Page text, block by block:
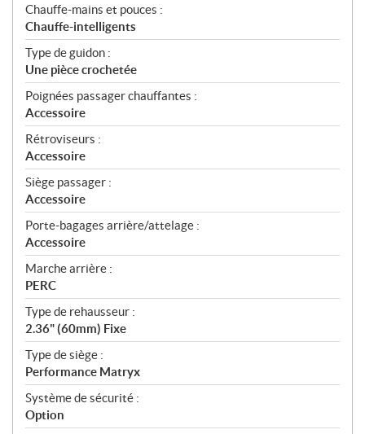
Chauffe-mains et pouces :
Chauffe-intelligents
Type de guidon :
Une pièce crochetée
Poignées passager chauffantes :
Accessoire
Rétroviseurs :
Accessoire
Siège passager :
Accessoire
Porte-bagages arrière/attelage :
Accessoire
Marche arrière :
PERC
Type de rehausseur :
2.36" (60mm) Fixe
Type de siège :
Performance Matryx
Système de sécurité :
Option